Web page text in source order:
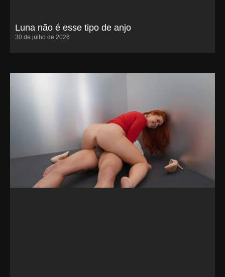
Luna não é esse tipo de anjo
30 de julho de 2026